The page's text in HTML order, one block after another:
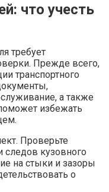
что учесть
требует
Прежде всего,
транспортного
а также
избежать
Проверьте
следов кузовного
на стыки и зазоры
о